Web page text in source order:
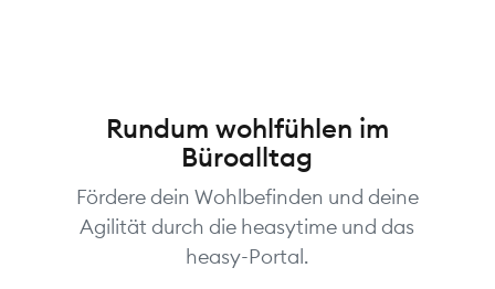
Rundum wohlfühlen im
Büroalltag
Fördere dein Wohlbefinden und deine
Agilität durch die heasytime und das
heasy-Portal.